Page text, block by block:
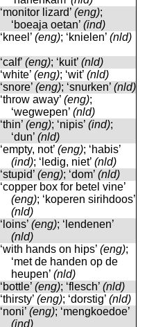
‘monitor lizard’ (eng);
‘boeaja oetan’ (ind)
‘kneel’ (eng); ‘knielen’ (nld)
‘calf’ (eng); ‘kuit’ (nld)
‘white’ (eng); ‘wit’ (nld)
‘snore’ (eng); ‘snurken’ (nld)
‘throw away’ (eng);
‘wegwepen’ (nld)
‘thin’ (eng); ‘nipis’ (ind);
‘dun’ (nld)
‘empty, not’ (eng); ‘habis’
(ind); ‘ledig, niet’ (nld)
‘stupid’ (eng); ‘dom’ (nld)
‘copper box for betel vine’
(eng); ‘koperen sirihdoos’
(nld)
‘loins’ (eng); ‘lendenen’
(nld)
‘with hands on hips’ (eng);
‘met de handen op de
heupen’ (nld)
‘bottle’ (eng); ‘flesch’ (nld)
‘thirsty’ (eng); ‘dorstig’ (nld)
‘noni’ (eng); ‘mengkoedoe’
(ind)